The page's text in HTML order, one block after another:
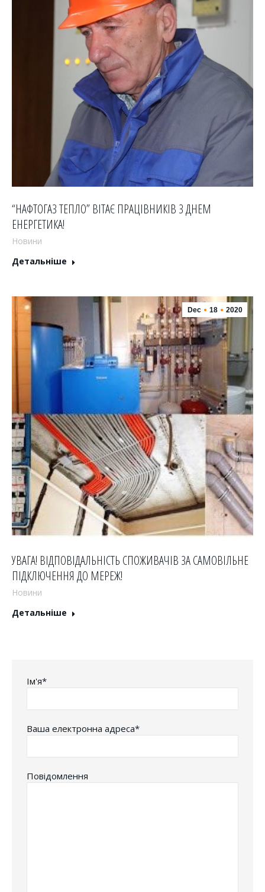
“НАФТОГАЗ ТЕПЛО” ВІТАЄ ПРАЦІВНИКІВ З ДНЕМ
ЕНЕРГЕТИКА!
Новини
Детальніше
Dec 18 2020
УВАГА! ВІДПОВІДАЛЬНІСТЬ СПОЖИВАЧІВ ЗА САМОВІЛЬНЕ
ПІДКЛЮЧЕННЯ ДО МЕРЕЖ!
Новини
Детальніше
Iм'я*
Ваша електронна адреса*
Повідомлення